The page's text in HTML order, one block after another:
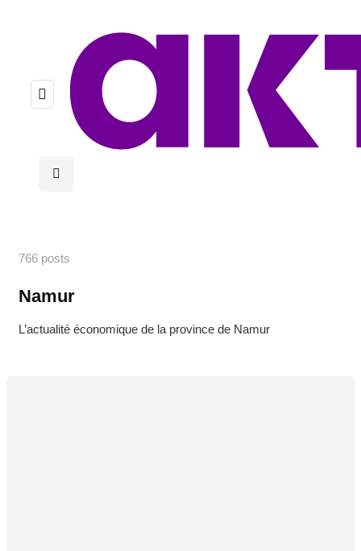
766 posts
Namur
L’actualité économique de la province de Namur